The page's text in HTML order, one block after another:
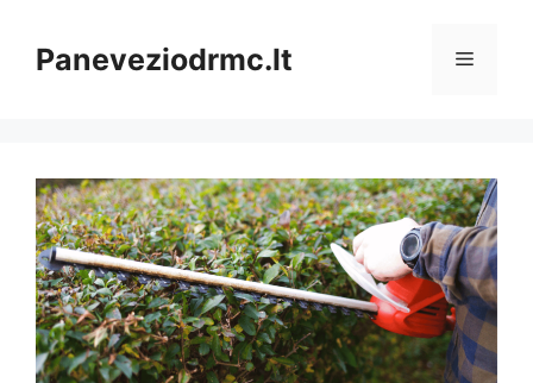
turinioPaneveziodrmc.lt Meniu